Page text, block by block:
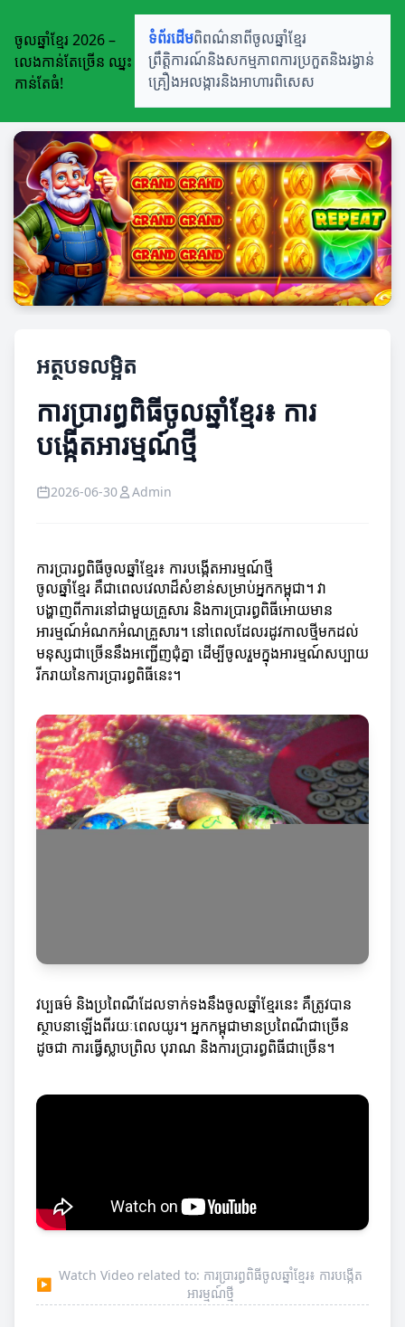
ចូលឆ្នាំខ្មែរ 2026 –
លេងកាន់តែច្រើន ឈ្នះ
កាន់តែធំ!
ទំព័រដើមពិពណ៌នាពីចូលឆ្នាំខ្មែរ
ព្រឹត្តិការណ៍និងសកម្មភាពការប្រកួតនិងរង្វាន់
គ្រឿងអលង្ការនិងអាហារពិសេស
អត្ថបទលម្អិត
ការប្រារព្ធពិធីចូលឆ្នាំខ្មែរ៖ ការ
បង្កើតអារម្មណ៍ថ្មី
2026-06-30 Admin
ការប្រារព្ធពិធីចូលឆ្នាំខ្មែរ៖ ការបង្កើតអារម្មណ៍ថ្មី
ចូលឆ្នាំខ្មែរ គឺជាពេលវេលាដ៏សំខាន់សម្រាប់អ្នកកម្ពុជា។ វា
បង្ហាញពីការនៅជាមួយគ្រួសារ និងការប្រារព្ធពិធីអោយមាន
អារម្មណ៍អំណកអំណគ្រួសារ។ នៅពេលដែលរដូវកាលថ្មីមកដល់
មនុស្សជាច្រើននឹងអញ្ជើញជុំគ្នា ដើម្បីចូលរួមក្នុងអារម្មណ៍សប្បាយ
រីករាយនៃការប្រារព្ធពិធីនេះ។
វប្បធម៌ និងប្រពៃណីដែលទាក់ទងនឹងចូលឆ្នាំខ្មែរនេះ គឺត្រូវបាន
ស្ថាបនាឡើងពីរយៈពេលយូរ។ អ្នកកម្ពុជាមានប្រពៃណីជាច្រើន
ដូចជា ការធ្វើស្លាបព្រិល បុរាណ និងការប្រារព្ធពិធីជាច្រើន។
▶
Watch Video related to: ការប្រារព្ធពិធីចូលឆ្នាំខ្មែរ៖ ការបង្កើត
អារម្មណ៍ថ្មី